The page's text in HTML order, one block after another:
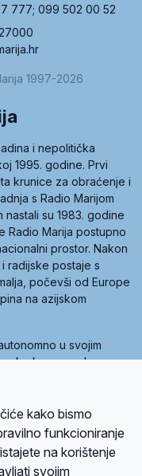
777; 099 502 00 52
1997-2026
i nepolitička
1995. godine. Prvi
krunice za obraćenje i
s Radio Marijom
nastali su 1983. godine
Radio Marija postupno
prostor. Nakon
radijske postaje s
počevši od Europe
na azijskom
u svojim
krovne udruge
(World Family of
sedam članica, među
kako bismo
funkcioniranje
na korištenje
svojim